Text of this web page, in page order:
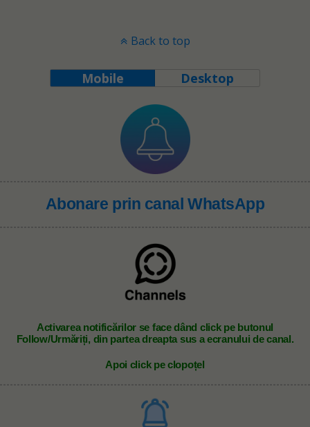
Back to top
Mobile Desktop
Abonare prin canal WhatsApp
Activarea notificărilor se face dând click pe butonul
Follow/Urmăriți, din partea dreapta sus a ecranului de canal.
Apoi click pe clopoțel